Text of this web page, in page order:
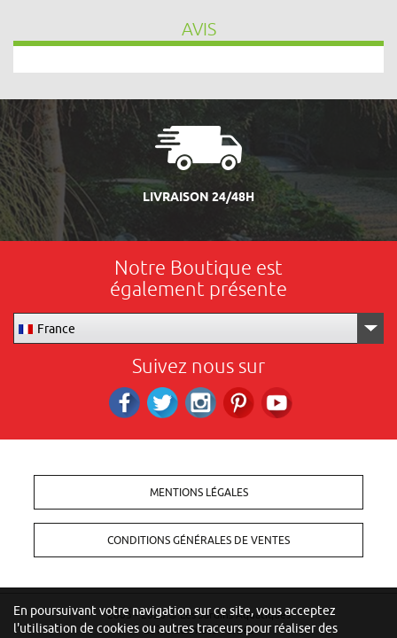
AVIS
LIVRAISON 24/48H
Notre Boutique est
également présente
France
Suivez nous sur
MENTIONS LÉGALES
CONDITIONS GÉNÉRALES DE VENTES
2005 - 2026 ©Les Jardins Aquatiques
257 Moulin des Vernes
En poursuivant votre navigation sur ce site, vous acceptez
l'utilisation de cookies ou autres traceurs pour réaliser des